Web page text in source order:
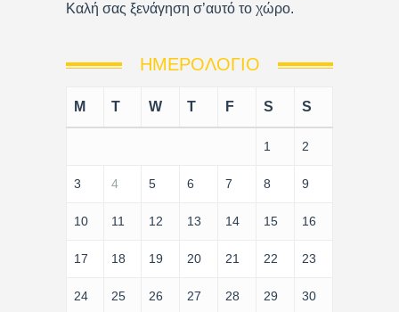
Καλή σας ξενάγηση σ’αυτό το χώρο.
ΗΜΕΡΟΛΌΓΙΟ
M T W T F S S
1 2
3 4 5 6 7 8 9
10 11 12 13 14 15 16
17 18 19 20 21 22 23
24 25 26 27 28 29 30